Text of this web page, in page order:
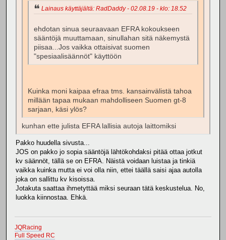
Lainaus käyttäjältä: RadDaddy - 02.08.19 - klo: 18.52
ehdotan sinua seuraavaan EFRA kokoukseen
sääntöjä muuttamaan, sinullahan sitä näkemystä
piisaa...Jos vaikka ottaisivat suomen
"spesiaalisäännöt" käyttöön
Kuinka moni kaipaa efraa tms. kansainvälistä tahoa
millään tapaa mukaan mahdolliseen Suomen gt-8
sarjaan, käsi ylös?
kunhan ette julista EFRA lallisia autoja laittomiksi
Pakko huudella sivusta...
JOS on pakko jo sopia sääntöjä lähtökohdaksi pitää ottaa jotkut
kv säännöt, tällä se on EFRA. Näistä voidaan luistaa ja tinkiä
vaikka kuinka mutta ei voi olla niin, ettei täällä saisi ajaa autolla
joka on sallittu kv kisoissa.
Jotakuta saattaa ihmetyttää miksi seuraan tätä keskustelua. No,
luokka kiinnostaa. Ehkä.
JQRacing
Full Speed RC